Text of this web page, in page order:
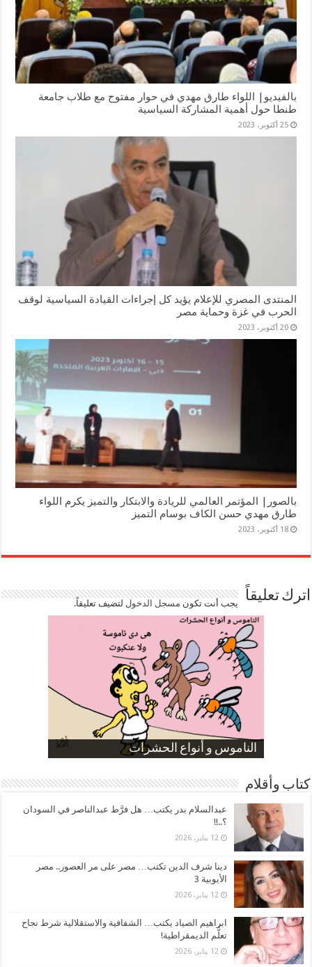
بالفيديو| اللواء طارق مهدي في حوار مفتوح مع طلاب جامعة
طنطا حول أهمية المشاركة السياسية
25 أكتوبر، 2023
المنتدى المصري للإعلام يؤيد كل إجراءات القيادة السياسية لوقف
الحرب في غزة وحماية مصر
20 أكتوبر، 2023
بالصور| المؤتمر العالمي للريادة والابتكار والتميز يكرم اللواء
طارق مهدي حسن الكاف بوسام التميز
18 أكتوبر، 2023
اترك تعليقاً يجب أنت تكون مسجل الدخوللتضيف تعليقاً.
الناموس و أنواع الحشرات
الموظفين بعد ارتفاع الأسعار
ارتفاع نسبة الطلاق في مصر
صورة كاركاتيرية
صورة كاركاتيرية
كتاب وأقلام
عبدالسلام بدر يكتب… هل فرَّط عبدالناصر في السودان
؟..!!
12 يناير، 2026
دينا شرف الدين تكتب… مصر على مر العصور.. مصر
الأيوبية 3
12 يناير، 2026
ابراهيم الصياد يكتب… الشفافية والاستقلالية شرط نجاح
تعلُّم الديمقراطية!
12 يناير، 2026